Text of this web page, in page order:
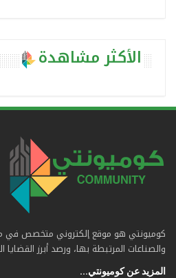
الأكثر مشاهدة
كوميونتي هو موقع إلكتروني متخصص في
والصناعات المرتبطة بها، ورصد أبرز
المزيد عن كوميونتي...